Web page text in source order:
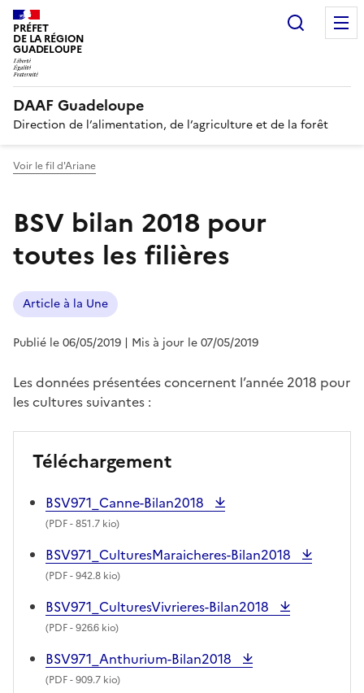
PRÉFET
DE LA RÉGION
GUADELOUPE
DAAF Guadeloupe
Direction de l’alimentation, de l’agriculture et de la forêt
Voir le fil d'Ariane
BSV bilan 2018 pour
toutes les filières
Article à la Une
Publié le 06/05/2019 | Mis à jour le 07/05/2019
Les données présentées concernent l’année 2018 pour
les cultures suivantes :
Téléchargement
BSV971_Canne-Bilan2018
(PDF- 851.7 kio)
BSV971_CulturesMaraicheres-Bilan2018
(PDF- 942.8 kio)
BSV971_CulturesVivrieres-Bilan2018
(PDF- 926.6 kio)
BSV971_Anthurium-Bilan2018
(PDF- 909.7 kio)